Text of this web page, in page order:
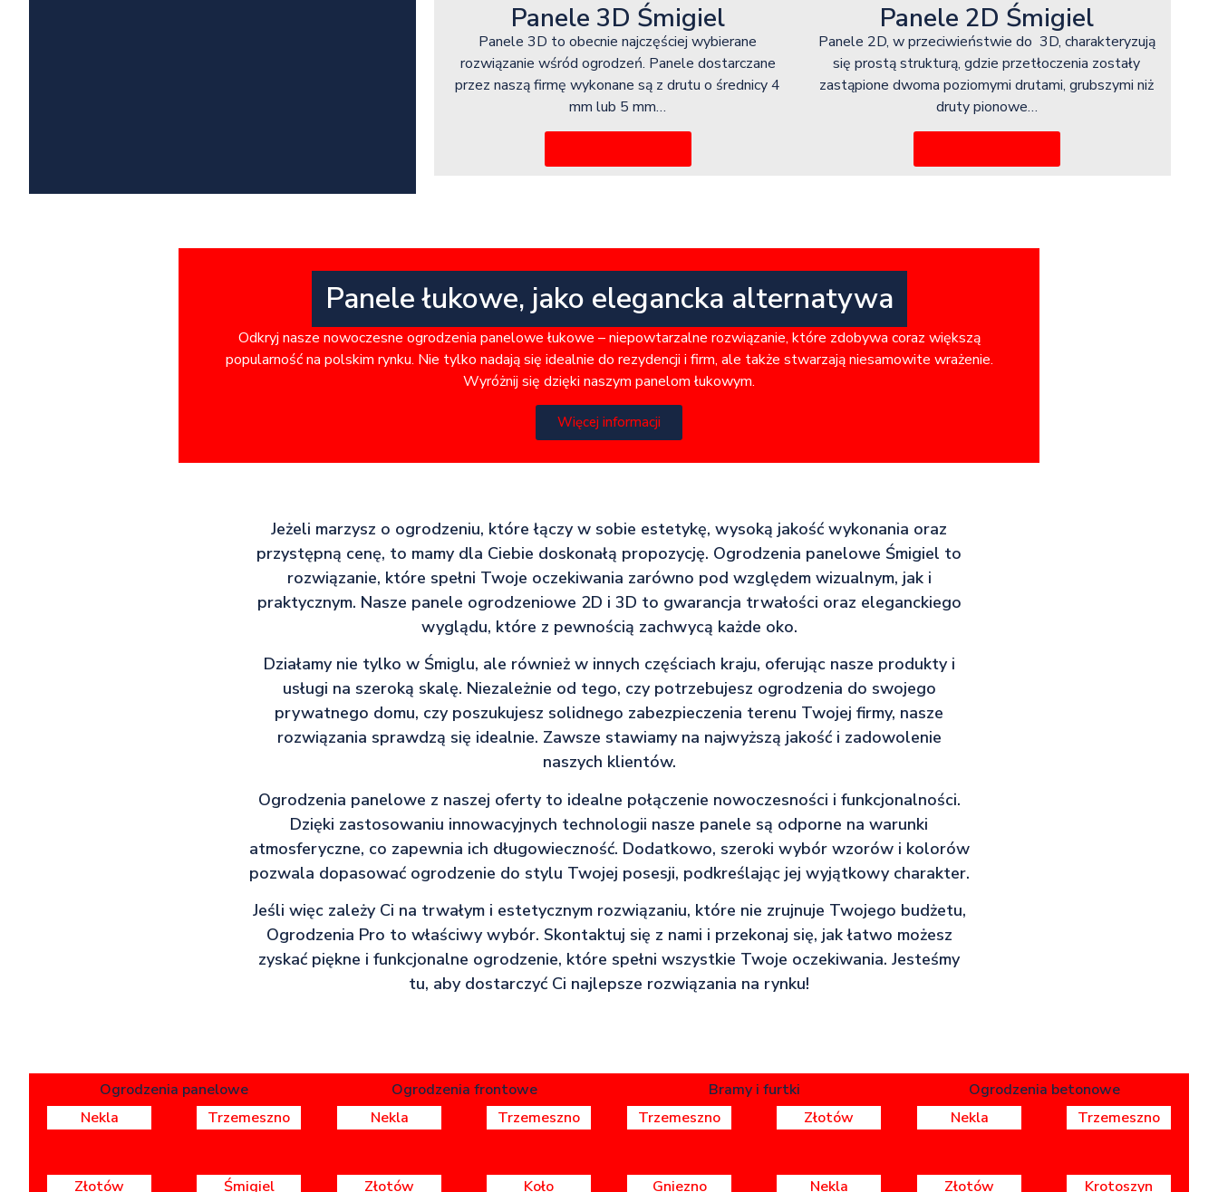
Panele 3D Śmigiel
Panele 3D to obecnie najczęściej wybierane
rozwiązanie wśród ogrodzeń. Panele dostarczane
przez naszą firmę wykonane są z drutu o średnicy 4
mm lub 5 mm…
Panele 2D Śmigiel
Panele 2D, w przeciwieństwie do 3D, charakteryzują
się prostą strukturą, gdzie przetłoczenia zostały
zastąpione dwoma poziomymi drutami, grubszymi niż
druty pionowe…
Panele łukowe, jako elegancka alternatywa
Odkryj nasze nowoczesne ogrodzenia panelowe łukowe – niepowtarzalne rozwiązanie, które zdobywa coraz większą
popularność na polskim rynku. Nie tylko nadają się idealnie do rezydencji i firm, ale także stwarzają niesamowite wrażenie.
Wyróżnij się dzięki naszym panelom łukowym.
Więcej informacji
Jeżeli marzysz o ogrodzeniu, które łączy w sobie estetykę, wysoką jakość wykonania oraz
przystępną cenę, to mamy dla Ciebie doskonałą propozycję. Ogrodzenia panelowe Śmigiel to
rozwiązanie, które spełni Twoje oczekiwania zarówno pod względem wizualnym, jak i
praktycznym. Nasze panele ogrodzeniowe 2D i 3D to gwarancja trwałości oraz eleganckiego
wyglądu, które z pewnością zachwycą każde oko.
Działamy nie tylko w Śmiglu, ale również w innych częściach kraju, oferując nasze produkty i
usługi na szeroką skalę. Niezależnie od tego, czy potrzebujesz ogrodzenia do swojego
prywatnego domu, czy poszukujesz solidnego zabezpieczenia terenu Twojej firmy, nasze
rozwiązania sprawdzą się idealnie. Zawsze stawiamy na najwyższą jakość i zadowolenie
naszych klientów.
Ogrodzenia panelowe z naszej oferty to idealne połączenie nowoczesności i funkcjonalności.
Dzięki zastosowaniu innowacyjnych technologii nasze panele są odporne na warunki
atmosferyczne, co zapewnia ich długowieczność. Dodatkowo, szeroki wybór wzorów i kolorów
pozwala dopasować ogrodzenie do stylu Twojej posesji, podkreślając jej wyjątkowy charakter.
Jeśli więc zależy Ci na trwałym i estetycznym rozwiązaniu, które nie zrujnuje Twojego budżetu,
Ogrodzenia Pro to właściwy wybór. Skontaktuj się z nami i przekonaj się, jak łatwo możesz
zyskać piękne i funkcjonalne ogrodzenie, które spełni wszystkie Twoje oczekiwania. Jesteśmy
tu, aby dostarczyć Ci najlepsze rozwiązania na rynku!
Ogrodzenia panelowe
Nekla
Trzemeszno
Złotów Śmigiel
Ogrodzenia frontowe
Nekla
Trzemeszno
Złotów Koło
Bramy i furtki
Trzemeszno
Złotów
Gniezno Nekla
Ogrodzenia betonowe
Nekla
Trzemeszno
Złotów Krotoszyn